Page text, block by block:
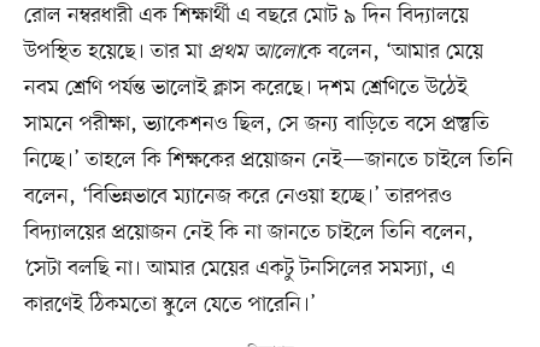
রোল নম্বরধারী এক শিক্ষার্থী এ বছরে মোট ৯ দিন বিদ্যালয়ে
উপস্থিত হয়েছে। তার মা প্রথম আলোকে বলেন, ‘আমার মেয়ে
নবম শ্রেণি পর্যন্ত ভালোই ক্লাস করেছে। দশম শ্রেণিতে উঠেই
সামনে পরীক্ষা, ভ্যাকেশনও ছিল, সে জন্য বাড়িতে বসে প্রস্তুতি
নিচ্ছে।’ তাহলে কি শিক্ষকের প্রয়োজন নেই—জানতে চাইলে তিনি
বলেন, ‘বিভিন্নভাবে ম্যানেজ করে নেওয়া হচ্ছে।’ তারপরও
বিদ্যালয়ের প্রয়োজন নেই কি না জানতে চাইলে তিনি বলেন,
‘সেটা বলছি না। আমার মেয়ের একটু টনসিলের সমস্যা, এ
কারণেই ঠিকমতো স্কুলে যেতে পারেনি।’